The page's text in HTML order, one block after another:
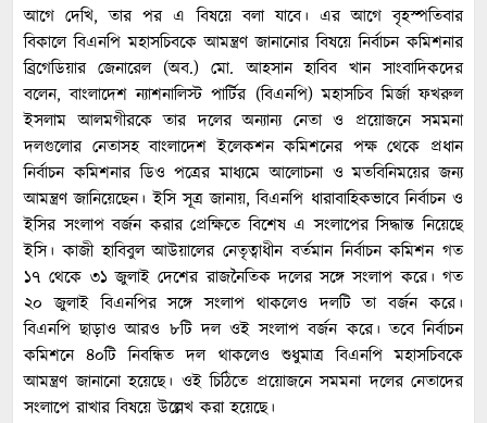
আগে দেখি, তার পর এ বিষয়ে বলা যাবে। এর আগে বৃহস্পতিবার
বিকালে বিএনপি মহাসচিবকে আমন্ত্রণ জানানোর বিষয়ে নির্বাচন কমিশনার
ব্রিগেডিয়ার জেনারেল (অব.) মো. আহসান হাবিব খান সাংবাদিকদের
বলেন, বাংলাদেশ ন্যাশনালিস্ট পার্টির (বিএনপি) মহাসচিব মির্জা ফখরুল
ইসলাম আলমগীরকে তার দলের অন্যান্য নেতা ও প্রয়োজনে সমমনা
দলগুলোর নেতাসহ বাংলাদেশ ইলেকশন কমিশনের পক্ষ থেকে প্রধান
নির্বাচন কমিশনার ডিও পত্রের মাধ্যমে আলোচনা ও মতবিনিময়ের জন্য
আমন্ত্রণ জানিয়েছেন। ইসি সূত্র জানায়, বিএনপি ধারাবাহিকভাবে নির্বাচন ও
ইসির সংলাপ বর্জন করার প্রেক্ষিতে বিশেষ এ সংলাপের সিদ্ধান্ত নিয়েছে
ইসি। কাজী হাবিবুল আউয়ালের নেতৃত্বাধীন বর্তমান নির্বাচন কমিশন গত
১৭ থেকে ৩১ জুলাই দেশের রাজনৈতিক দলের সঙ্গে সংলাপ করে। গত
২০ জুলাই বিএনপির সঙ্গে সংলাপ থাকলেও দলটি তা বর্জন করে।
বিএনপি ছাড়াও আরও ৮টি দল ওই সংলাপ বর্জন করে। তবে নির্বাচন
কমিশনে ৪০টি নিবন্ধিত দল থাকলেও শুধুমাত্র বিএনপি মহাসচিবকে
আমন্ত্রণ জানানো হয়েছে। ওই চিঠিতে প্রয়োজনে সমমনা দলের নেতাদের
সংলাপে রাখার বিষয়ে উল্লেখ করা হয়েছে।